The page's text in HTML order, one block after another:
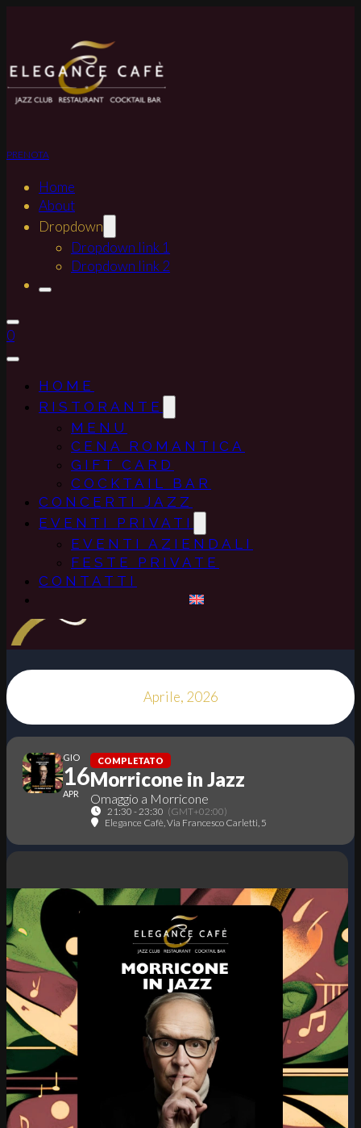
PRENOTA
Home
About
Dropdown
Dropdown link 1
Dropdown link 2
0
HOME
RISTORANTE
MENU
CENA ROMANTICA
GIFT CARD
COCKTAIL BAR
CONCERTI JAZZ
EVENTI PRIVATI
EVENTI AZIENDALI
FESTE PRIVATE
CONTATTI
Aprile, 2026
GIO
16
APR
COMPLETATO
Morricone in Jazz
Omaggio a Morricone
21:30 - 23:30 (GMT+02:00)
Elegance Cafè , Via Francesco Carletti, 5